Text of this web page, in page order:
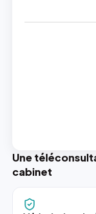
Une
cabinet